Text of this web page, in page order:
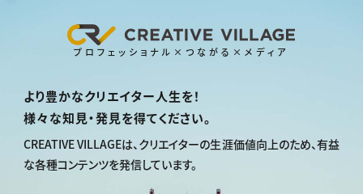
プロフェッショナル×つながる×メディア
より豊かなクリエイター人生を！
様々な知見・発見を得てください。
CREATIVE VILLAGEは、クリエイターの生涯価値向上のため、有益
な各種コンテンツを発信しています。